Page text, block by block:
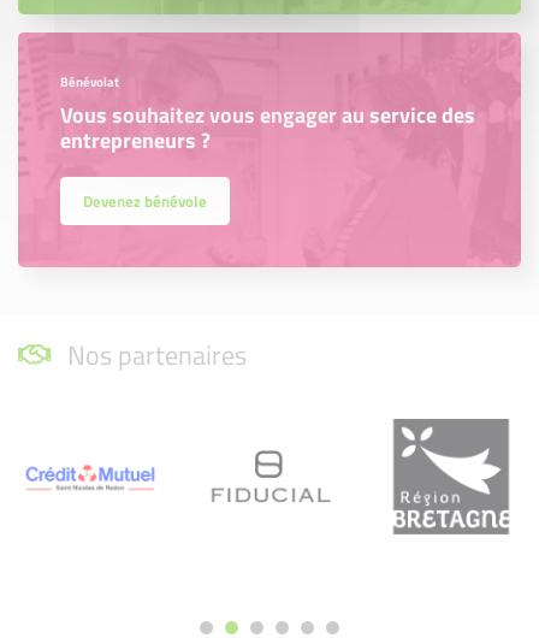
Bénévolat
Vous souhaitez vous engager au service des
entrepreneurs ?
Devenez bénévole
Nos partenaires